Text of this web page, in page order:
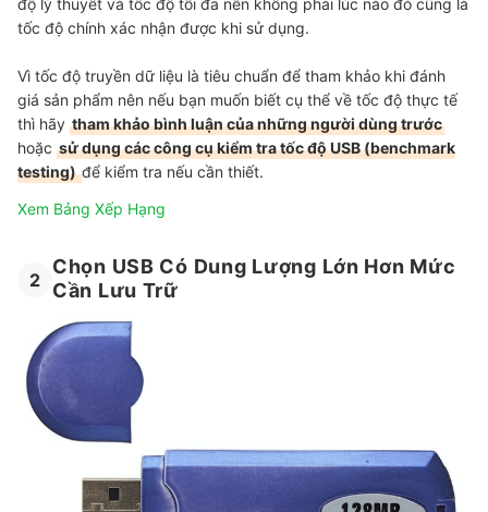
tốc độ chính xác nhận được khi sử dụng.
Vì tốc độ truyền dữ liệu là tiêu chuẩn để tham khảo khi đánh
giá sản phẩm nên nếu bạn muốn biết cụ thể về tốc độ thực tế
thì hãy tham khảo bình luận của những người dùng trước
hoặc sử dụng các công cụ kiểm tra tốc độ USB (benchmark
testing)để kiểm tra nếu cần thiết.
Xem Bảng Xếp Hạng
2
Chọn USB Có Dung Lượng Lớn Hơn Mức
Cần Lưu Trữ